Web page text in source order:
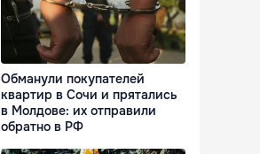
Обманули покупателей
квартир в Сочи и прятались
в Молдове: их отправили
обратно в РФ